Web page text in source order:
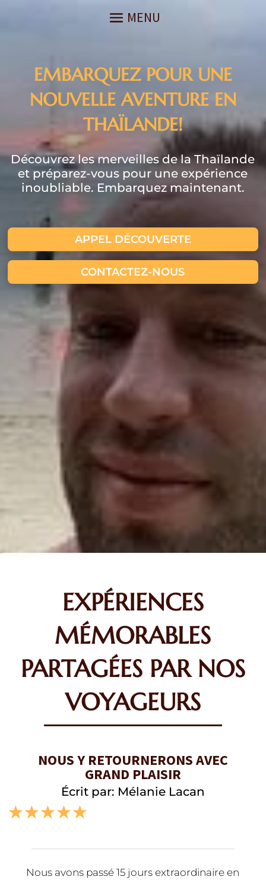
EMBARQUEZ POUR UNE
NOUVELLE AVENTURE EN
THAÏLANDE!
Découvrez les merveilles de la Thaïlande
et préparez-vous pour une expérience
inoubliable. Embarquez maintenant.
APPEL DÉCOUVERTE
CONTACTEZ-NOUS
EXPÉRIENCES
MÉMORABLES
PARTAGÉES PAR NOS
VOYAGEURS
NOUS Y RETOURNERONS AVEC
GRAND PLAISIR
Écrit par: Mélanie Lacan
☆☆☆☆☆
Nous avons passé 15 jours extraordinaire en